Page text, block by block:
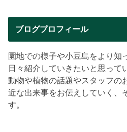
ブログプロフィール
園地での様子や小豆島をより知
日々紹介していきたいと思って
動物や植物の話題やスタッフの
近な出来事をお伝えしていく、
す。